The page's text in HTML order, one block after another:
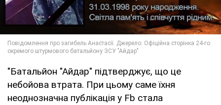
"Батальйон "Айдар" підтверджує, що це
небойова втрата. При цьому саме їхня
неоднозначна публікація у Fb стала